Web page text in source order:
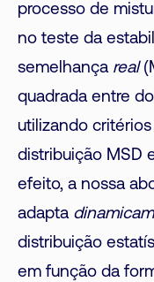
processo de
no teste da
semelhança real
quadrada entre
utilizando
distribuição MSD
efeito, a nossa
adapta
distribuição
em função da